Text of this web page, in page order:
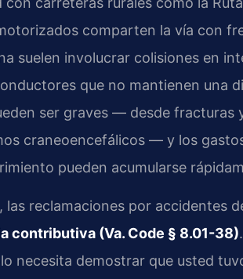
comparten la vía con
suelen involucrar colisiones en
que no mantienen una
ser graves — desde fracturas
craneoencefálicos — y los
pueden acumularse
las reclamaciones por accidentes
contributiva (Va. Code § 8.01-38)
necesita demostrar que usted